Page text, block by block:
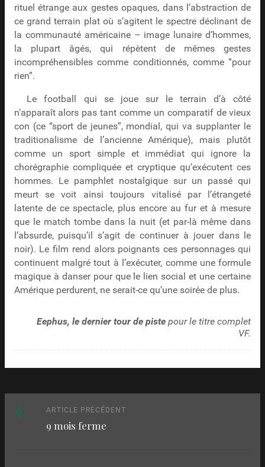
rituel étrange aux gestes opaques, dans l’abstraction de
ce grand terrain plat où s’agitent le spectre déclinant de
la communauté américaine – image lunaire d’hommes,
la plupart âgés, qui répètent de mêmes gestes
incompréhensibles comme conditionnés, comme “pour
rien”.
Le football qui se joue sur le terrain d’à côté
n’apparaît alors pas tant comme un comparatif de vieux
con (ce “sport de jeunes”, mondial, qui va supplanter le
traditionalisme de l’ancienne Amérique), mais plutôt
comme un sport simple et immédiat qui ignore la
chorégraphie compliquée et cryptique qu’exécutent ces
hommes. Le pamphlet nostalgique sur un passé qui
meurt se voit ainsi toujours vitalisé par l’étrangeté
latente de ce spectacle, plus encore au fur et à mesure
que le match tombe dans la nuit (et par-là même dans
l’absurde, puisqu’il s’agit de continuer à jouer dans le
noir). Le film rend alors poignants ces personnages qui
continuent malgré tout à l’exécuter, comme une formule
magique à danser pour que le lien social et une certaine
Amérique perdurent, ne serait-ce qu’une soirée de plus.
Eephus, le dernier tour de piste pour le titre complet
VF.
Naviguez
parmi
ARTICLE PRÉCÉDENT
9 mois ferme